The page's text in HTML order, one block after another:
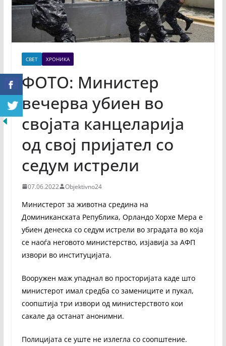
СВЕТ ХРОНИКА
ФОТО: Министер
вечерва убиен во
својата канцеларија
од свој пријател со
седум истрели
07.06.2022 Objektivno24
Министерот за животна средина на
Доминиканската Република, Орландо Хорхе Мера е
убиен денеска со седум истрели во зградата во која
се наоѓа неговото министерство, изјавија за АФП
извори во институцијата.
Вооружен маж упаднал во просторијата каде што
министерот имал средба со замениците и пукал,
соопштија три извори од министерството кои
сакале да останат анонимни.
Полицијата се уште не излегла со соопштение.